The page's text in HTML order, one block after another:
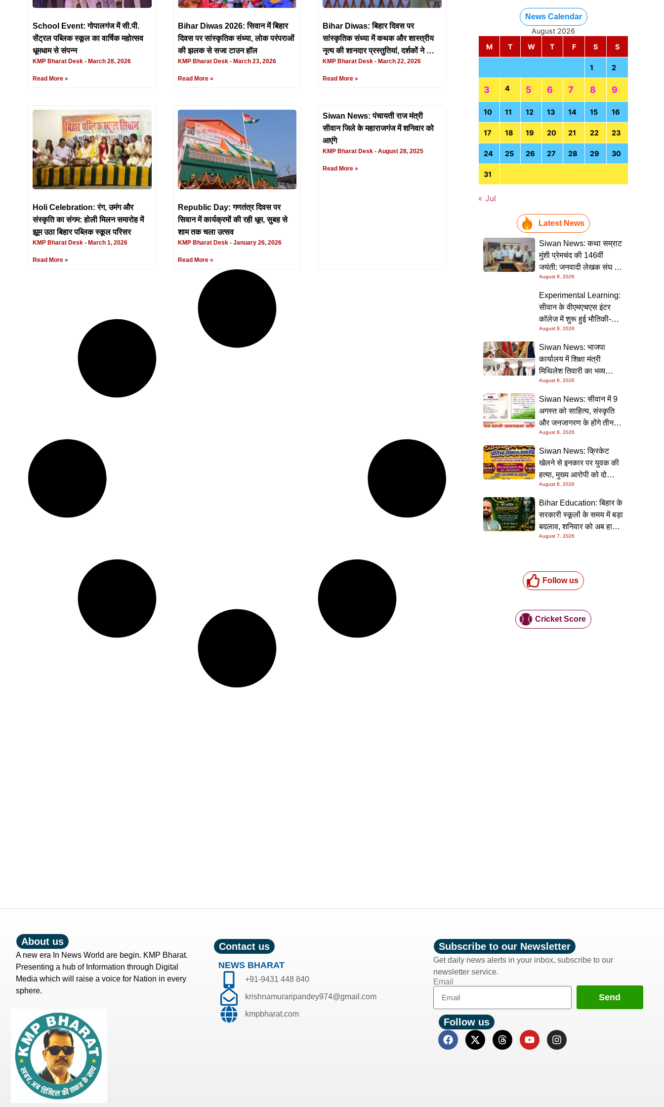
School Event: गोपालगंज में सी.पी.
सेंट्रल पब्लिक स्कूल का वार्षिक महोत्सव
धूमधाम से संपन्न
KMP Bharat Desk March 28, 2026
Read More »
Bihar Diwas 2026: सिवान में बिहार
दिवस पर सांस्कृतिक संध्या, लोक परंपराओं
की झलक से सजा टाउन हॉल
KMP Bharat Desk March 23, 2026
Read More »
Bihar Diwas: बिहार दिवस पर
सांस्कृतिक संध्या में कथक और शास्त्रीय
नृत्य की शानदार प्रस्तुतियां, दर्शकों ने किया
भरपूर सराहना
KMP Bharat Desk March 22, 2026
Read More »
Holi Celebration: रंग, उमंग और
संस्कृति का संगम: होली मिलन समारोह में
झूम उठा बिहार पब्लिक स्कूल परिसर
KMP Bharat Desk March 1, 2026
Read More »
Republic Day: गणतंत्र दिवस पर
सिवान में कार्यक्रमों की रही धूम, सुबह से
शाम तक चला उत्सव
KMP Bharat Desk January 26, 2026
Read More »
Siwan News: पंचायती राज मंत्री
सीवान जिले के महाराजगंज में शनिवार को
आएंगे
KMP Bharat Desk August 28, 2025
Read More »
News Calendar
August 2026
M
T W T F S S
1 2
3 4 5 6 7 8 9
10 11 12 13 14 15 16
17 18 19 20 21 22 23
24 25 26 27 28 29 30
31
« Jul
Latest News
Siwan News: कथा सम्राट
मुंशी प्रेमचंद की 146वीं
जयंती: जनवादी लेखक संघ की
संगोष्ठी में वक्ताओं ने कहा-
मौजूदा दौर में प्रेमचंद की
रचनाएं और अधिक प्रासंगिक
August 9, 2026
Experimental Learning:
सीवान के वीएमएचएस इंटर
कॉलेज में शुरू हुई भौतिकी-
रसायन की आधुनिक
प्रयोगशालाएं
August 9, 2026
Siwan News: भाजपा
कार्यालय में शिक्षा मंत्री
मिथिलेश तिवारी का भव्य
स्वागत, बोले- कार्यकर्ता ही
पार्टी की सबसे बड़ी ताकत
August 8, 2026
Siwan News: सीवान में 9
अगस्त को साहित्य, संस्कृति
और जनजागरण के होंगे तीन
बड़े आयोजन
August 8, 2026
Siwan News: क्रिकेट
खेलने से इनकार पर युवक की
हत्या, मुख्य आरोपी को दो
धाराओं में उम्रकैद
August 8, 2026
Bihar Education: बिहार के
सरकारी स्कूलों के समय में बड़ा
बदलाव, शनिवार को अब हाफ
डे रहेगा विद्यालय
August 7, 2026
Follow us
Cricket Score
About us
A new era In News World are begin. KMP Bharat.
Presenting a hub of Information through Digital
Media which will raise a voice for Nation in every
sphere.
Contact us
NEWS BHARAT
+91-9431 448 840
krishnamuraripandey974@gmail.com
kmpbharat.com
Subscribe to our Newsletter
Get daily news alerts in your inbox, subscribe to our
newsletter service.
Email
Send
Follow us